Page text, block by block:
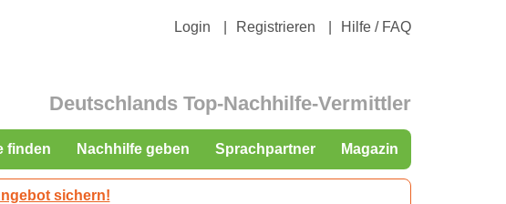
Login Registrieren Hilfe / FAQ
Deutschlands Top-Nachhilfe-Vermittler
finden Nachhilfe geben Sprachpartner Magazin
sichern!